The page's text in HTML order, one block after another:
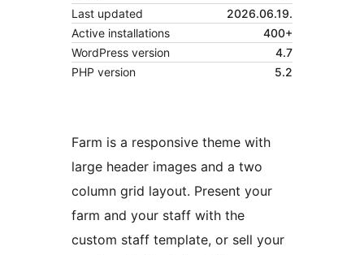
Last updated
2026.06.19.
Active installations
400+
WordPress version
4.7
PHP version
5.2
Farm is a responsive theme with
large header images and a two
column grid layout. Present your
farm and your staff with the
custom staff template, or sell your